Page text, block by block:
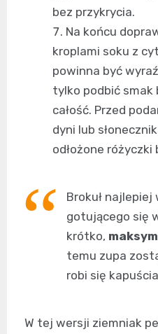
bez przykrycia.
Na końcu
kroplami soku z
powinna być
tylko podbić smak
całość. Przed
dyni lub
odłożone różyczki
Brokuł najlepiej
gotującego się
krótko,
temu zupa
robi się
W tej wersji ziemniak